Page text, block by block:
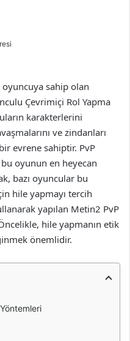
sahip olan
Çevrimiçi Rol Yapma
karakterlerini
ve zindanları
evrene sahiptir. PvP
oyunun en heyecan
bazı oyuncular bu
hile yapmayı tercih
yapılan Metin2 PvP
hile yapmanın etik
önemlidir.